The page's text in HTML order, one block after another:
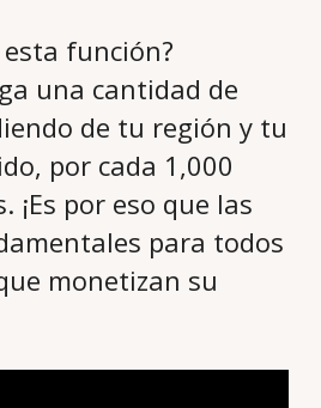
función?
una cantidad de
de tu región y tu
por cada 1,000
¡Es por eso que las
para todos
monetizan su